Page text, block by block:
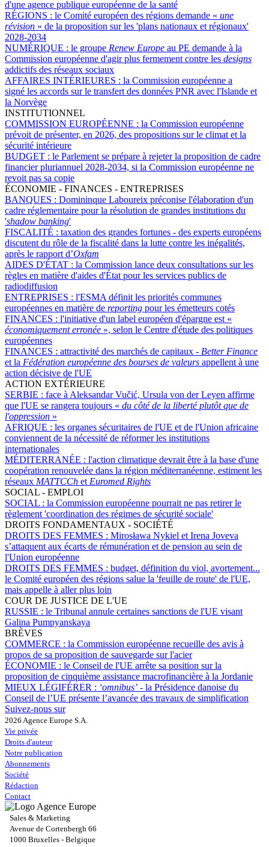
d'une agence publique européenne de la santé
RÉGIONS : le Comité européen des régions demande « une
révision » de la proposition sur les 'plans nationaux et régionaux'
2028-2034
NUMÉRIQUE : le groupe Renew Europe au PE demande à la
Commission européenne d'agir plus fermement contre les designs
addictifs des réseaux sociaux
AFFAIRES INTÉRIEURES : la Commission européenne a
signé les accords sur le transfert des données PNR avec l'Islande et
la Norvège
INSTITUTIONNEL
COMMISSION EUROPÉENNE : la Commission européenne
prévoit de présenter, en 2026, des propositions sur le climat et la
sécurité intérieure
BUDGET : le Parlement se prépare à rejeter la proposition de cadre
financier pluriannuel 2028-2034, si la Commission européenne ne
revoit pas sa copie
ÉCONOMIE - FINANCES - ENTREPRISES
BANQUES : Domininque Laboureix préconise l'élaboration d'un
cadre réglementaire pour la résolution de grandes institutions du
'shadow banking'
FISCALITÉ : taxation des grandes fortunes - des experts européens
discutent du rôle de la fiscalité dans la lutte contre les inégalités,
après le rapport d’Oxfam
AIDES D'ÉTAT : la Commission lance deux consultations sur les
règles en matière d'aides d'État pour les services publics de
radiodiffusion
ENTREPRISES : l'ESMA définit les priorités communes
européennes en matière de reporting pour les émetteurs cotés
FINANCES : l'initiative d'un label européen d'épargne est «
économiquement erronée », selon le Centre d'étude des politiques
européennes
FINANCES : attractivité des marchés de capitaux - Better Finance
et la Fédération européenne des bourses de valeurs appellent à une
action décisive de l'UE
ACTION EXTÉRIEURE
SERBIE : face à Aleksandar Vučić, Ursula von der Leyen affirme
que l'UE se rangera toujours « du côté de la liberté plutôt que de
l'oppression »
AFRIQUE : les organes sécuritaires de l'UE et de l'Union africaine
conviennent de la nécessité de réformer les institutions
internationales
MÉDITERRANÉE : l'action climatique devrait être à la base d'une
coopération renouvelée dans la région méditerranéenne, estiment les
réseaux MATTCCh et Euromed Rights
SOCIAL - EMPLOI
SOCIAL : la Commission européenne pourrait ne pas retirer le
règlement 'coordination des régimes de sécurité sociale'
DROITS FONDAMENTAUX - SOCIÉTÉ
DROITS DES FEMMES : Mirosława Nykiel et Irena Joveva
s’attaquent aux écarts de rémunération et de pension au sein de
l'Union européenne
DROITS DES FEMMES : budget, définition du viol, avortement...
le Comité européen des régions salue la 'feuille de route' de l'UE,
mais appelle à aller plus loin
COUR DE JUSTICE DE L'UE
RUSSIE : le Tribunal annule certaines sanctions de l'UE visant
Galina Pumpyanskaya
BRÈVES
COMMERCE : la Commission européenne recueille des avis à
propos de sa proposition de sauvegarde sur l'acier
ÉCONOMIE : le Conseil de l'UE arrête sa position sur la
proposition de cinquième assistance macrofinancière à la Jordanie
MIEUX LÉGIFÉRER : ‘omnibus’ - la Présidence danoise du
Conseil de l’UE présente l’avancée des travaux de simplification
Suivez-nous sur
2026 Agence Europe S.A.
Vie privée
Droits d'auteur
Notre publication
Abonnements
Société
Rédaction
Contact
Sales & Marketing
Avenue de Cortenbergh 66
1000 Bruxelles - Belgique